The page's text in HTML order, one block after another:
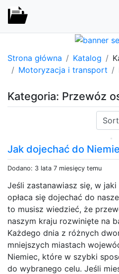
Strona główna Katalog
Motoryzacja i transport
Kategoria: Przewóz
Sortuj:
Jak dojechać do
Dodano: 3 lata 7 miesięcy temu
Jeśli zastanawiasz się, w
opłaca się dojechać do
to musisz wiedzieć, że
naszym kraju rozwinięte na
Każdego dnia z różnych
mniejszych miastach
Niemiec, które w szybki
do wybranego celu. Jeśli